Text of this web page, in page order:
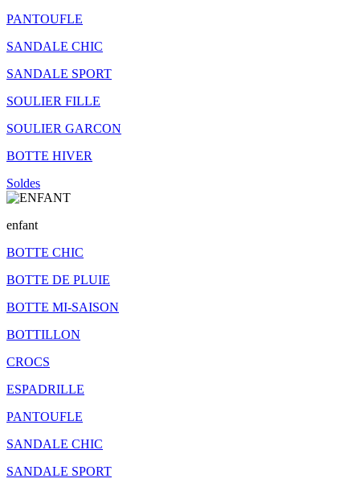
PANTOUFLE
SANDALE CHIC
SANDALE SPORT
SOULIER FILLE
SOULIER GARCON
BOTTE HIVER
Soldes
enfant
BOTTE CHIC
BOTTE DE PLUIE
BOTTE MI-SAISON
BOTTILLON
CROCS
ESPADRILLE
PANTOUFLE
SANDALE CHIC
SANDALE SPORT